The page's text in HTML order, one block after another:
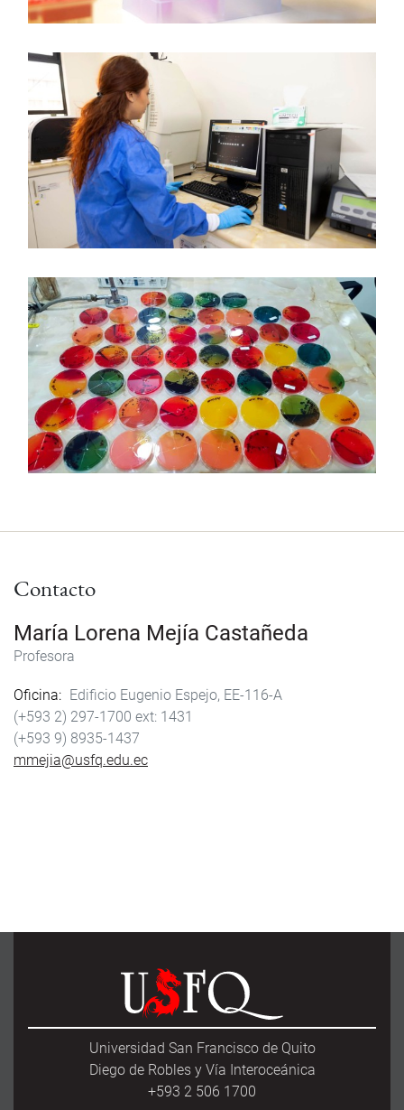
Contacto
María Lorena Mejía Castañeda
Profesora
Oficina
Edificio Eugenio Espejo, EE-116-A
(+593 2) 297-1700
1431
(+593 9) 8935-1437
mmejia@usfq.edu.ec
Universidad San Francisco de Quito
Diego de Robles y Vía Interoceánica
+593 2 506 1700